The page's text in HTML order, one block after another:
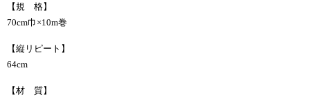
【規 格】
70cm巾×10m巻
【縦リピート】
64cm
【材 質】